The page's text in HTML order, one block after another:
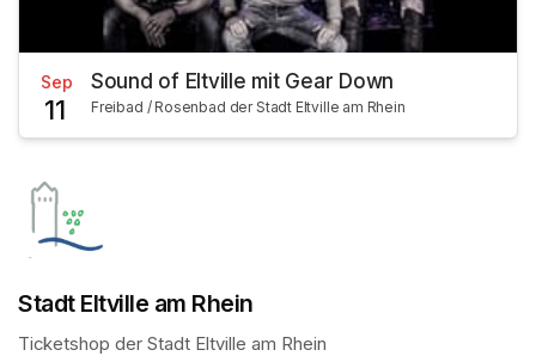
Sep
11
Sound of Eltville mit Gear Down
Freibad / Rosenbad der Stadt Eltville am Rhein
Stadt Eltville am Rhein
Ticketshop der Stadt Eltville am Rhein